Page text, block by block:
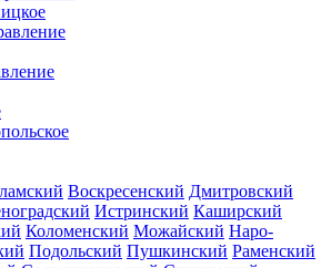
Воскресенский Дмитровский
Истринский Каширский
Коломенский Можайский Наро-
Подольский Пушкинский Раменский